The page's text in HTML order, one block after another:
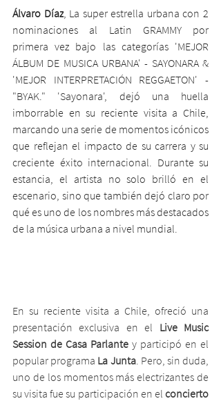
Álvaro Díaz, La super estrella urbana con 2
nominaciones al Latin GRAMMY por
primera vez bajo las categorías 'MEJOR
ÁLBUM DE MUSICA URBANA' - SAYONARA &
'MEJOR INTERPRETACIÓN REGGAETON' -
"BYAK." 'Sayonara', dejó una huella
imborrable en su reciente visita a Chile,
marcando una serie de momentos icónicos
que reflejan el impacto de su carrera y su
creciente éxito internacional. Durante su
estancia, el artista no solo brilló en el
escenario, sino que también dejó claro por
qué es uno de los nombres más destacados
de la música urbana a nivel mundial.
En su reciente visita a Chile, ofreció una
presentación exclusiva en el Live Music
Session de Casa Parlante y participó en el
popular programa La Junta. Pero, sin duda,
uno de los momentos más electrizantes de
su visita fue su participación en el concierto